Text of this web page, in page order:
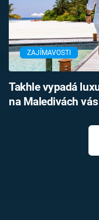
ZAJÍMAVOSTI
Takhle vypadá
na Maledivách